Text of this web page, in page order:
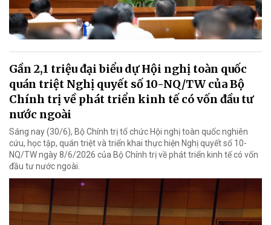
Gần 2,1 triệu đại biểu dự Hội nghị toàn quốc
quán triệt Nghị quyết số 10-NQ/TW của Bộ
Chính trị về phát triển kinh tế có vốn đầu tư
nước ngoài
Sáng nay (30/6), Bộ Chính trị tổ chức Hội nghị toàn quốc nghiên
cứu, học tập, quán triệt và triển khai thực hiện Nghị quyết số 10-
NQ/TW ngày 8/6/2026 của Bộ Chính trị về phát triển kinh tế có vốn
đầu tư nước ngoài.